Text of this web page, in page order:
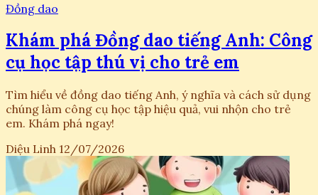
Đồng dao
Khám phá Đồng dao tiếng Anh: Công
cụ học tập thú vị cho trẻ em
Tìm hiểu về đồng dao tiếng Anh, ý nghĩa và cách sử dụng
chúng làm công cụ học tập hiệu quả, vui nhộn cho trẻ
em. Khám phá ngay!
Diệu Linh 12/07/2026